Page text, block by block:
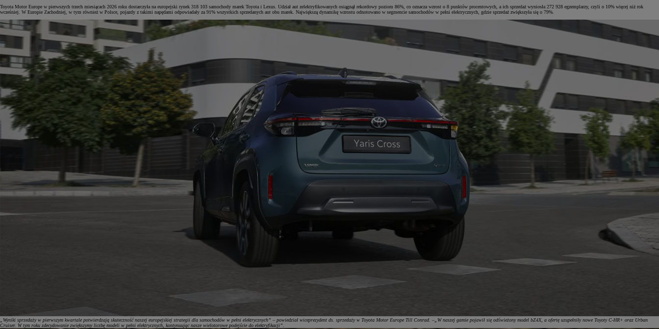
Od81 900 zł
Yaris Cross
HYBRID
Toyota Motor Europe w pierwszych trzech miesiącach 2026 roku dostarczyła na europejski rynek 318 103 samochody marek Toyota i Lexus. Udział aut zelektryfikowanych osiągnął rekordowy poziom 86%, co oznacza wzrost o 8 punktów procentowych, a ich sprzedaż wyniosła 272 928 egzemplarzy, czyli o 10% więcej niż rok
wcześniej. W Europie Zachodniej, w tym również w Polsce, pojazdy z takimi napędami odpowiadały za 91% wszystkich sprzedanych aut obu marek. Największą dynamikę wzrostu odnotowano w segmencie samochodów w pełni elektrycznych, gdzie sprzedaż zwiększyła się o 79%.
„Wyniki sprzedaży w pierwszym kwartale potwierdzają skuteczność naszej europejskiej strategii dla samochodów w pełni elektrycznych” – powiedział wiceprezydent ds. sprzedaży w Toyota Motor Europe Till Conrad. –„W naszej gamie pojawił się odświeżony model bZ4X, a ofertę uzupełniły nowe Toyoty C-HR+ oraz Urban
Cruiser. W tym roku zdecydowanie zwiększymy liczbę modeli w pełni elektrycznych, kontynuując nasze wielotorowe podejście do elektryfikacji”.